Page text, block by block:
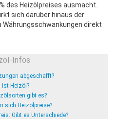
des Heizölpreises ausmacht.
sich darüber hinaus der
Währungsschwankungen direkt
Infos
abgeschafft?
ist Heizöl?
gibt es?
sich Heizölpreise?
Gibt es Unterschiede?